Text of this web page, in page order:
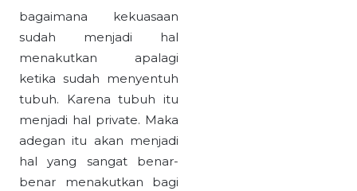
bagaimana kekuasaan
sudah menjadi hal
menakutkan apalagi
ketika sudah menyentuh
tubuh. Karena tubuh itu
menjadi hal private. Maka
adegan itu akan menjadi
hal yang sangat benar-
benar menakutkan bagi